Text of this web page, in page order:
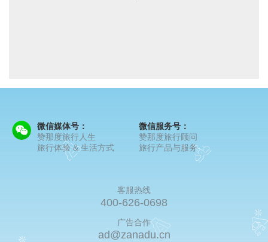
微信媒体号：
赞那度旅行人生
旅行体验 & 生活方式
微信服务号：
赞那度旅行顾问
旅行产品与服务
客服热线
400-626-0698
广告合作
ad@zanadu.cn